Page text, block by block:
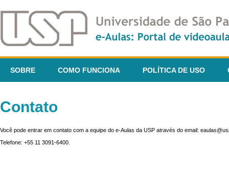
SOBRE COMO FUNCIONA POLÍTICA DE USO
Contato
Você pode entrar em contato com a equipe do e-Aulas da USP através do email:
Telefone: +55 11 3091-6400.